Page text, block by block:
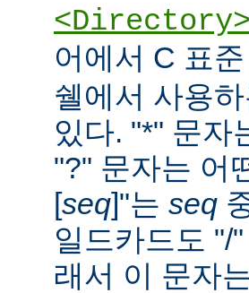
<Directory>
어에서 C 표
쉘에서 사용
있다. "*" 문자
"?" 문자는 어
[seq]"는 seq
일드카드도 "/
래서 이 문자